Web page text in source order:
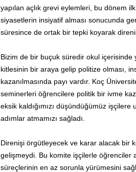
yapılan açlık grevi eylemleri, bu dönem
siyasetlerin insiyatif alması sonucunda
süresince de ortak bir tepki koyarak
Bizim de bir buçuk süredir okul
kitlesinin bir araya gelip politize olması,
kazanılmasında payı vardır. Koç
seminerleri öğrencilere politik bir ivme
eksik kaldığımızı düşündüğümüz
adımlar atmamızı sağladı.
Direnişi örgütleyecek ve karar alacak bir
gelişmeydi. Bu komite işçilerle öğrenciler
süreçlerinin en az sorunla yürümesini